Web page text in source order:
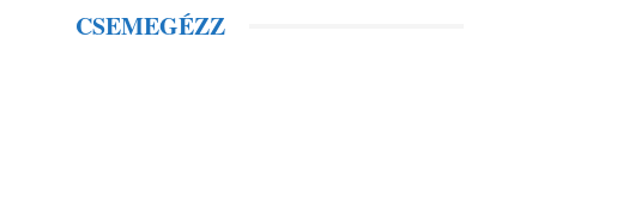
CSEMEGÉZZ